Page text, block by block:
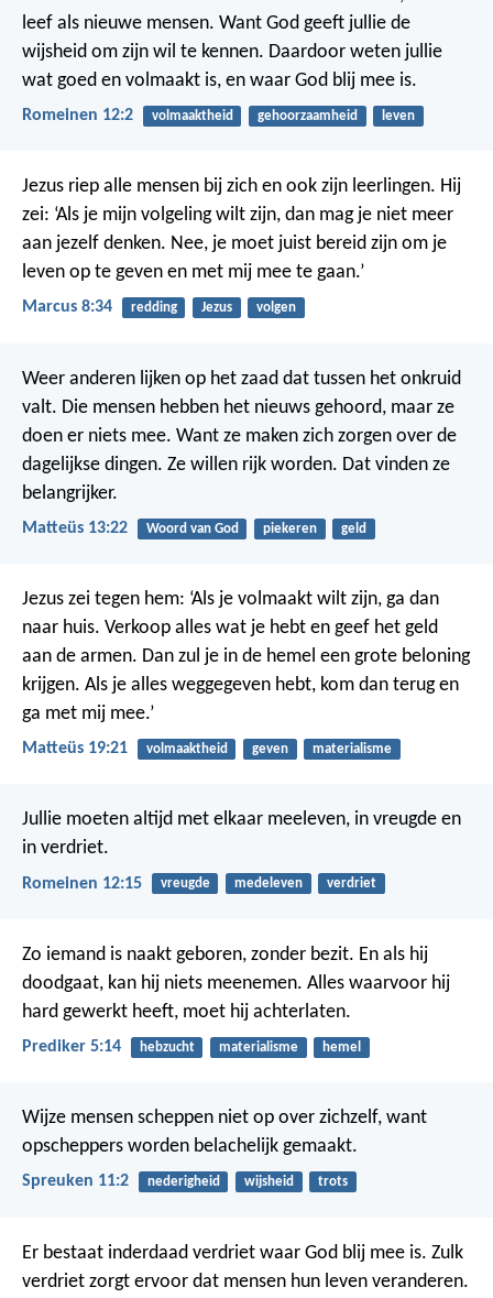
leef als nieuwe mensen. Want God geeft jullie de
wijsheid om zijn wil te kennen. Daardoor weten jullie
wat goed en volmaakt is, en waar God blij mee is.
Romeinen 12:2 volmaaktheid gehoorzaamheid leven
Jezus riep alle mensen bij zich en ook zijn leerlingen. Hij
zei: ‘Als je mijn volgeling wilt zijn, dan mag je niet meer
aan jezelf denken. Nee, je moet juist bereid zijn om je
leven op te geven en met mij mee te gaan.’
Marcus 8:34 redding Jezus volgen
Weer anderen lijken op het zaad dat tussen het onkruid
valt. Die mensen hebben het nieuws gehoord, maar ze
doen er niets mee. Want ze maken zich zorgen over de
dagelijkse dingen. Ze willen rijk worden. Dat vinden ze
belangrijker.
Matteüs 13:22 Woord van God piekeren geld
Jezus zei tegen hem: ‘Als je volmaakt wilt zijn, ga dan
naar huis. Verkoop alles wat je hebt en geef het geld
aan de armen. Dan zul je in de hemel een grote beloning
krijgen. Als je alles weggegeven hebt, kom dan terug en
ga met mij mee.’
Matteüs 19:21 volmaaktheid geven materialisme
Jullie moeten altijd met elkaar meeleven, in vreugde en
in verdriet.
Romeinen 12:15 vreugde medeleven verdriet
Zo iemand is naakt geboren, zonder bezit. En als hij
doodgaat, kan hij niets meenemen. Alles waarvoor hij
hard gewerkt heeft, moet hij achterlaten.
Prediker 5:14 hebzucht materialisme hemel
Wijze mensen scheppen niet op over zichzelf, want
opscheppers worden belachelijk gemaakt.
Spreuken 11:2 nederigheid wijsheid trots
Er bestaat inderdaad verdriet waar God blij mee is. Zulk
verdriet zorgt ervoor dat mensen hun leven veranderen.